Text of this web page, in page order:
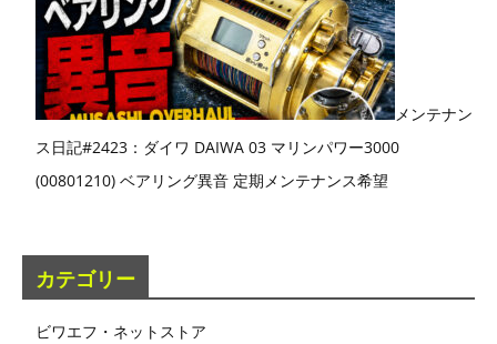
メンテナン
ス日記#2423：ダイワ DAIWA 03 マリンパワー3000
(00801210) ベアリング異音 定期メンテナンス希望
カテゴリー
ビワエフ・ネットストア